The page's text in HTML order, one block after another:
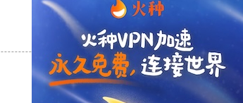
支持[0] 反对